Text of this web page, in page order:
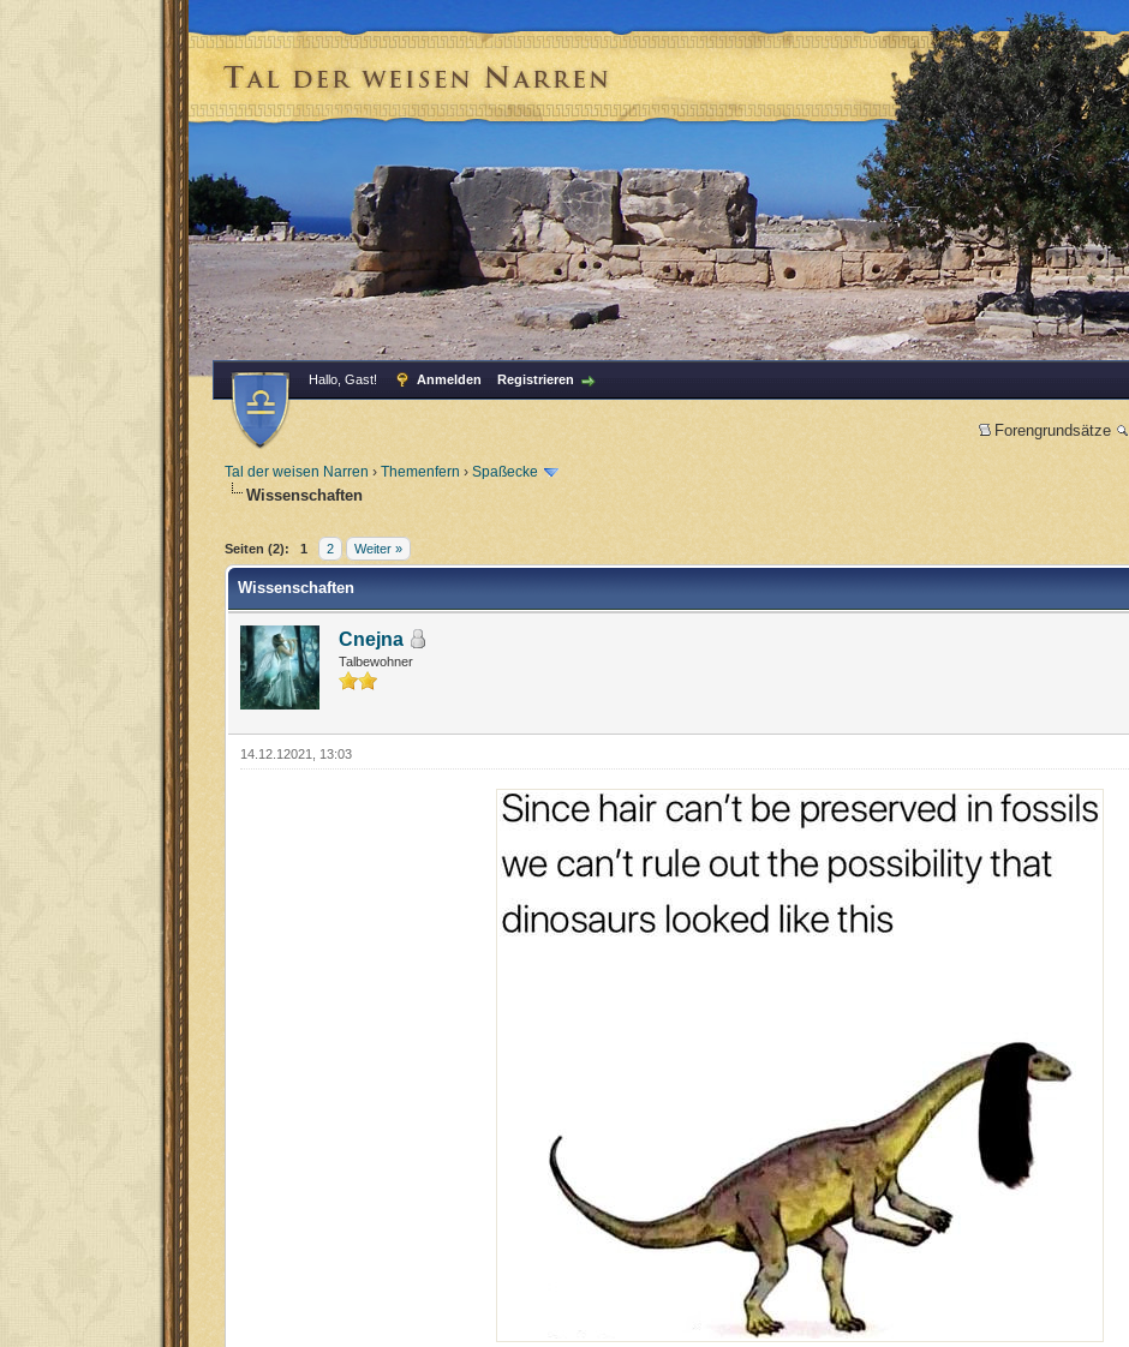
Hallo, Gast! Anmelden Registrieren
Forengrundsätze
Tal der weisen Narren › Themenfern › Spaßecke
Wissenschaften
Seiten (2): 1 2 Weiter »
Wissenschaften
Cnejna
Talbewohner
14.12.12021, 13:03